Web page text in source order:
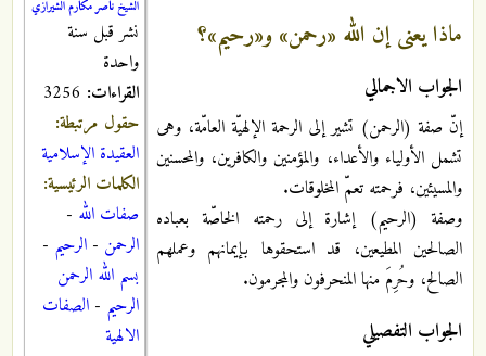
الشيخ ناصر مكارم الشيرازي
نشر قبل سنة
واحدة
القراءات:
حقول مرتبطة:
العقيدة الإسلامية
الكلمات الرئيسية:
صفات الله -
الرحمن - الرحيم -
بسم الله الرحمن
الرحيم - الصفات
الالهية
ماذا یعنی إن الله «رحمن» و«رحیم»؟
الجواب الاجمالي
إنّ صفة (الرحمن) تشیر إلى الرحمة الإلهیّة العامّة، وهی
تشمل الأولیاء والأعداء، والمؤمنین والکافرین، والمحسنین
والمسیئین، فرحمته تعمّ المخلوقات.
وصفة (الرحیم) إشارة إلى رحمته الخاصّة بعباده
الصالحین المطیعین، قد استحقوها بإیمانهم وعملهم
الصالح، وحُرِمَ منها المنحرفون والمجرمون.
الجواب التفصيلي